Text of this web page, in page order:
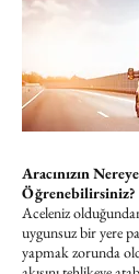
Aracınızın
Öğrenebilirsiniz?
Aceleniz
uygunsuz bir yere
yapmak zorunda